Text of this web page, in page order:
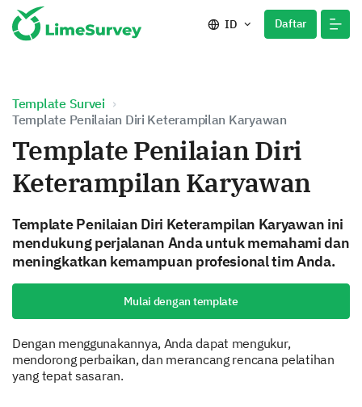
ID Daftar
Template Survei
Template Penilaian Diri Keterampilan Karyawan
Template Penilaian Diri
Keterampilan Karyawan
Template Penilaian Diri Keterampilan Karyawan ini
mendukung perjalanan Anda untuk memahami dan
meningkatkan kemampuan profesional tim Anda.
Mulai dengan template
Dengan menggunakannya, Anda dapat mengukur,
mendorong perbaikan, dan merancang rencana pelatihan
yang tepat sasaran.